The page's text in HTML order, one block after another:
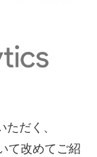
だく、
て改めてご紹